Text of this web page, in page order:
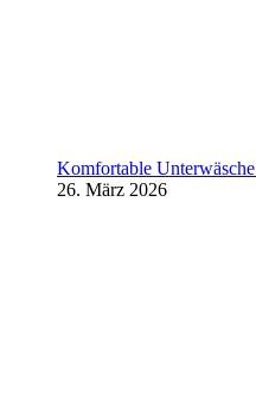
Komfortable
26. März 2026